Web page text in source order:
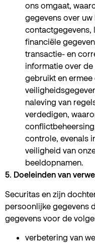
ons omgaat,
gegevens over
contactgegevens,
financiële
transactie- en
informatie over
gebruikt en ermee
naleving van
verdedigen,
controle, evenals
veiligheid van
beeldopnamen.
5. Doeleinden van
Securitas en zijn
persoonlijke gegevens
gegevens voor de
verbetering van